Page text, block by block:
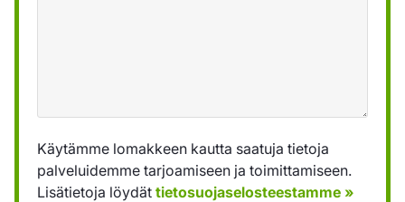
Käytämme lomakkeen kautta saatuja tietoja
palveluidemme tarjoamiseen ja toimittamiseen.
Lisätietoja löydät tietosuojaselosteestamme »